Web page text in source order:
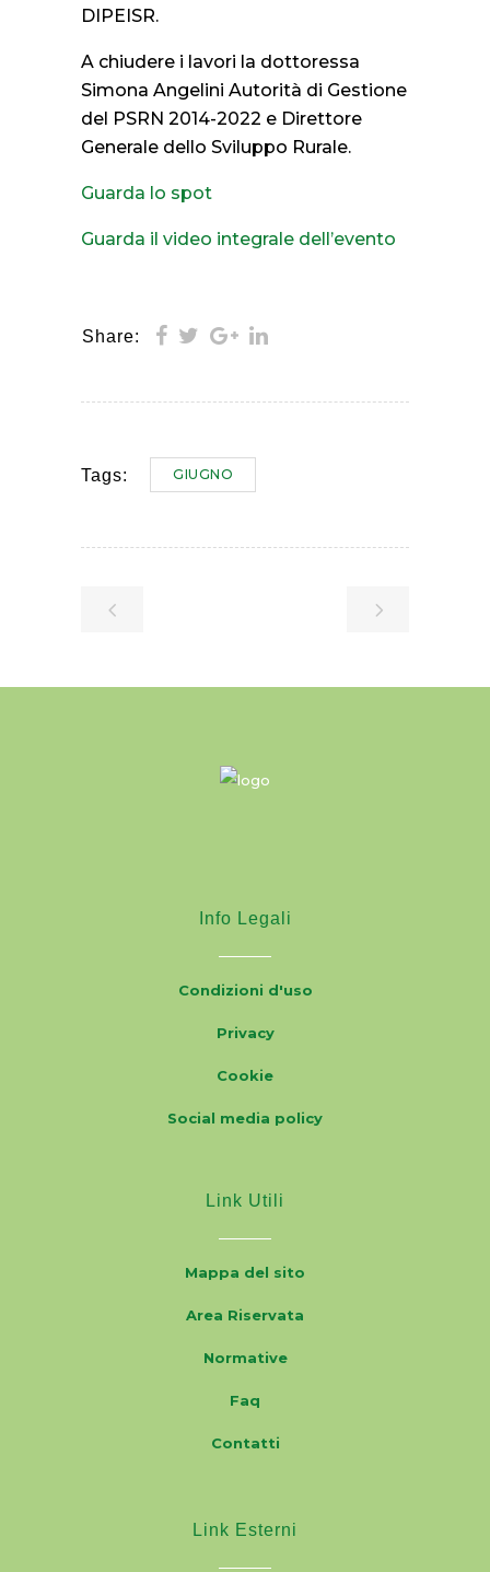
DIPEISR.
A chiudere i lavori la dottoressa
Simona Angelini Autorità di Gestione
del PSRN 2014-2022 e Direttore
Generale dello Sviluppo Rurale.
Guarda lo spot
Guarda il video integrale dell’evento
Share:
Tags: GIUGNO
Info Legali
Condizioni d'uso
Privacy
Cookie
Social media policy
Link Utili
Mappa del sito
Area Riservata
Normative
Faq
Contatti
Link Esterni